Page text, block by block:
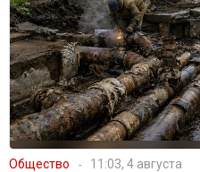
Общество 11:03, 4 августа